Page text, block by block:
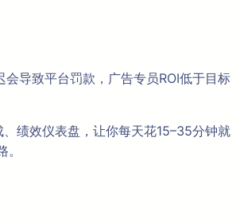
导致平台罚款，广告专员ROI低于目标
绩效仪表盘，让你每天花15–35分钟就